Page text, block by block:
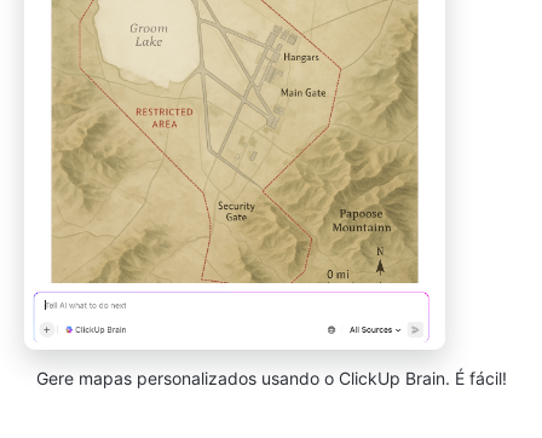
Gere mapas personalizados usando o ClickUp Brain. É fácil!